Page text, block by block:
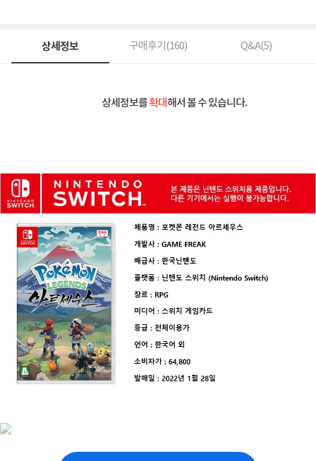
상세정보 구매후기(160) Q&A(5)
상세정보를확대해서 볼 수 있습니다.